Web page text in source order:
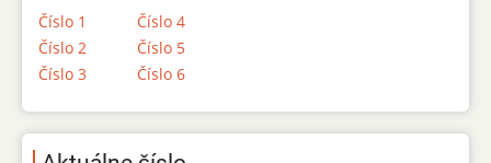
Číslo 1
Číslo 2
Číslo 3
Číslo 4
Číslo 5
Číslo 6